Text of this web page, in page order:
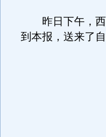
昨日下午，西
到本报，送来了